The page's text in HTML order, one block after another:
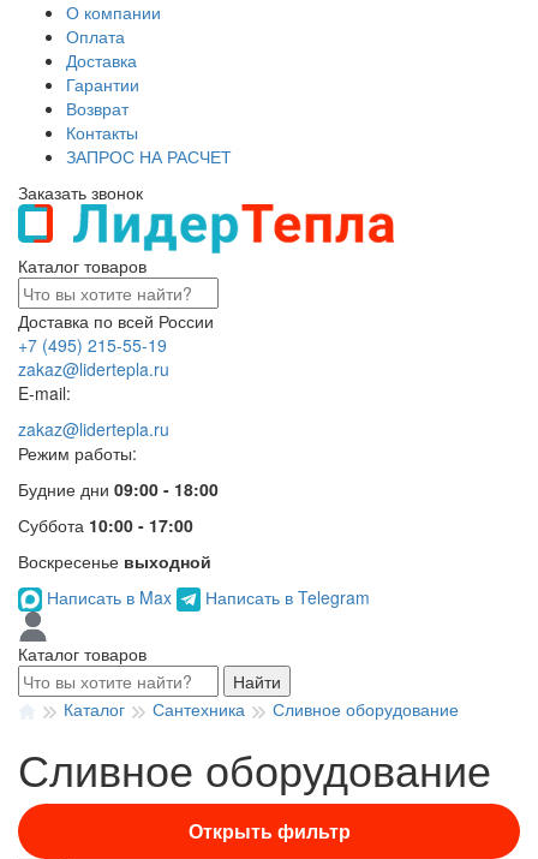
О компании
Оплата
Доставка
Гарантии
Возврат
Контакты
ЗАПРОС НА РАСЧЕТ
Заказать звонок
Каталог товаров
Доставка по всей России
+7 (495) 215-55-19
zakaz@lidertepla.ru
E-mail:
zakaz@lidertepla.ru
Режим работы:
Будние дни 09:00 - 18:00
Суббота 10:00 - 17:00
Воскресенье выходной
Написать в Max
Написать в Telegram
Каталог товаров
Найти
Каталог
Сантехника Сливное оборудование
Сливное оборудование
Открыть фильтр